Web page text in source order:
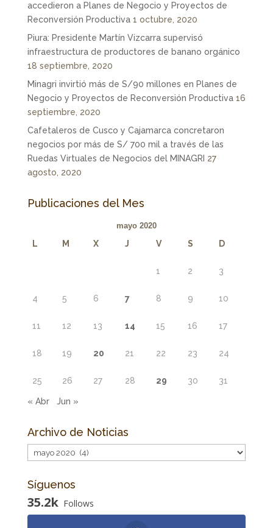
accedieron a Planes de Negocio y Proyectos de
Reconversión Productiva 1 octubre, 2020
Piura: Presidente Martín Vizcarra supervisó
infraestructura de productores de banano orgánico
18 septiembre, 2020
Minagri invirtió más de S/90 millones en Planes de
Negocio y Proyectos de Reconversión Productiva 16
septiembre, 2020
Cafetaleros de Cusco y Cajamarca concretaron
negocios por más de S/ 700 mil a través de las
Ruedas Virtuales de Negocios del MINAGRI 27
agosto, 2020
Publicaciones del Mes
mayo 2020
L M X J V S D
1 2 3
4 5 6 7 8 9 10
11 12 13 14 15 16 17
18 19 20 21 22 23 24
25 26 27 28 29 30 31
« Abr Jun »
Archivo de Noticias
Archivo
de
Noticias
Síguenos
35.2k Follows